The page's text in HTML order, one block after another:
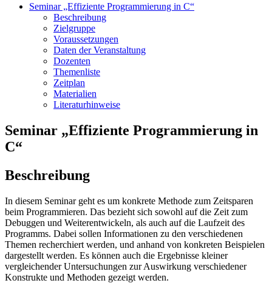
Seminar „Effiziente Programmierung in C“
Beschreibung
Zielgruppe
Voraussetzungen
Daten der Veranstaltung
Dozenten
Themenliste
Zeitplan
Materialien
Literaturhinweise
Seminar „Effiziente Programmierung in
C“
Beschreibung
In diesem Seminar geht es um konkrete Methode zum Zeitsparen
beim Programmieren. Das bezieht sich sowohl auf die Zeit zum
Debuggen und Weiterentwickeln, als auch auf die Laufzeit des
Programms. Dabei sollen Informationen zu den verschiedenen
Themen recherchiert werden, und anhand von konkreten Beispielen
dargestellt werden. Es können auch die Ergebnisse kleiner
vergleichender Untersuchungen zur Auswirkung verschiedener
Konstrukte und Methoden gezeigt werden.